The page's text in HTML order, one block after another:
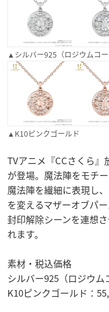
▲シルバー925（ロジウムコー
▲K10ピンクゴールド
TVアニメ『CCさくら
が登場。魔法陣をモチ
魔法陣を繊細に表現し
を変えるマザーオブパ
封印解除シーンを連想
れます。
素材・税込価格
シルバー925（ロジウム
K10ピンクゴールド：